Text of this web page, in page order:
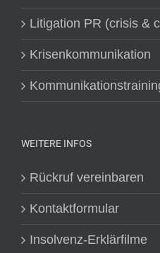
Litigation PR (crisis &
Krisenkommunikation
WEITERE INFOS
Rückruf vereinbaren
Kontaktformular
Insolvenz-Erklärfilme